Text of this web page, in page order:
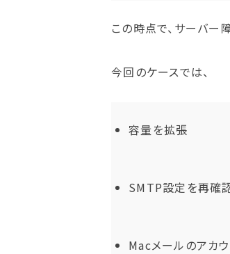
この時点で、サーバー
今回のケースでは、
容量を拡張
SMTP設定を再確
Macメールのアカ